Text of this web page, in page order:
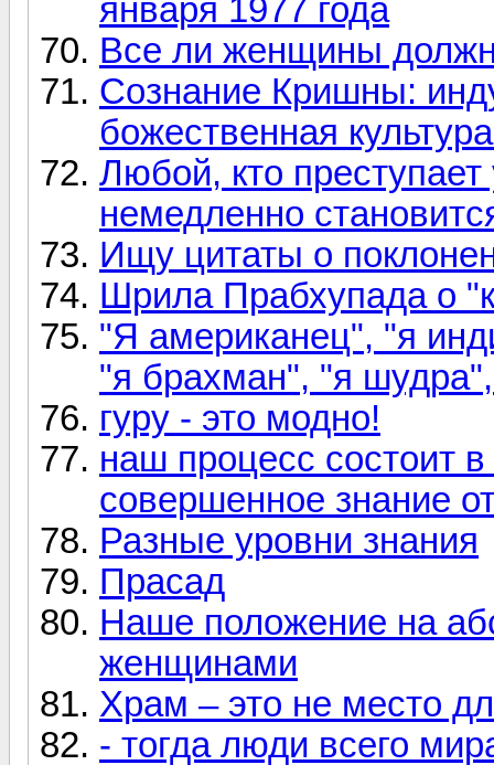
января 1977 года
Все ли женщины
Сознание Кришны:
божественная
Любой, кто преступает
немедленно
Ищу цитаты о
Шрила Прабхупада о
"Я американец", "я
"я брахман", "я
гуру - это модно!
наш процесс состоит
совершенное знание
Разные уровни знания
Прасад
Наше положение на
женщинами
Храм – это не место
- тогда люди всего